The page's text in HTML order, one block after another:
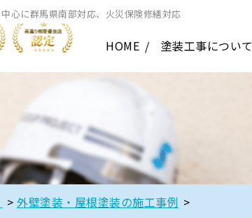
心に群馬県南部対応、火災保険修繕対応
HOME 塗装工事について
> 外壁塗装・屋根塗装の施工事例 >